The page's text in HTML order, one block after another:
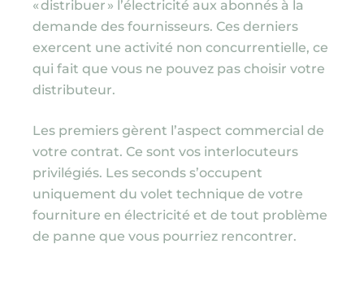
« distribuer » l’électricité aux abonnés à la
demande des fournisseurs. Ces derniers
exercent une activité non concurrentielle, ce
qui fait que vous ne pouvez pas choisir votre
distributeur.
Les premiers gèrent l’aspect commercial de
votre contrat. Ce sont vos interlocuteurs
privilégiés. Les seconds s’occupent
uniquement du volet technique de votre
fourniture en électricité et de tout problème
de panne que vous pourriez rencontrer.